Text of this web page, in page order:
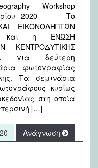
Workshop
2020 Το
ΕΙΚΟΝΟΛΗΠΤΩΝ
και η ΕΝΩΣΗ
ΚΕΝΤΡΟΔΥΤΙΚΗΣ
για δεύτερη
φωτογραφίας
Τα σεμινάρια
κυρίως
στη οποία
[…]
Ανάγνωση